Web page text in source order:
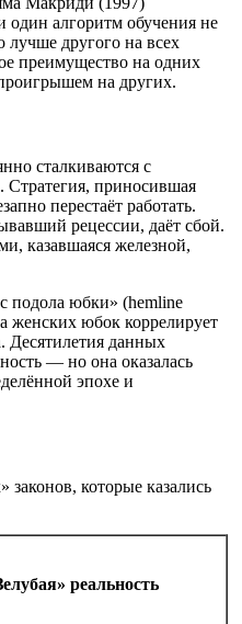
один алгоритм обучения не
лучше другого на всех
преимущество на одних
на других.
сталкиваются с
Стратегия, приносившая
перестаёт работать.
рецессии, даёт сбой.
казавшаяся железной,
подола юбки» (hemline
женских юбок коррелирует
Десятилетия данных
— но она оказалась
эпохе и
законов, которые казались
реальность